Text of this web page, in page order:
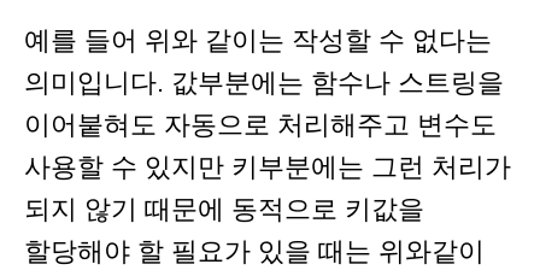
예를 들어 위와 같이는 작성할 수 없다는
의미입니다. 값부분에는 함수나 스트링을
이어붙혀도 자동으로 처리해주고 변수도
사용할 수 있지만 키부분에는 그런 처리가
되지 않기 때문에 동적으로 키값을
할당해야 할 필요가 있을 때는 위와같이